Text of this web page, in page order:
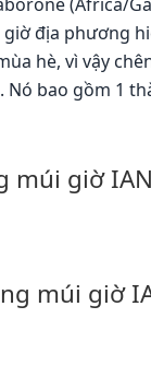
giờ địa phương
hè, vì vậy
. Nó bao gồm 1
múi giờ
múi giờ